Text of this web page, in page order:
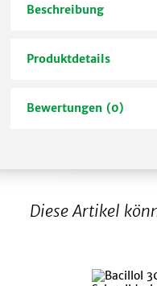
Beschreibung
Produktdetails
Bewertungen (0)
Diese Artikel